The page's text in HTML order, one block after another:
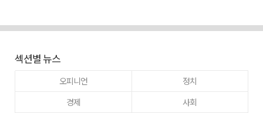
섹션별 뉴스
오피니언
정치
경제
사회